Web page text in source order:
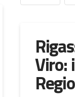
Viro: